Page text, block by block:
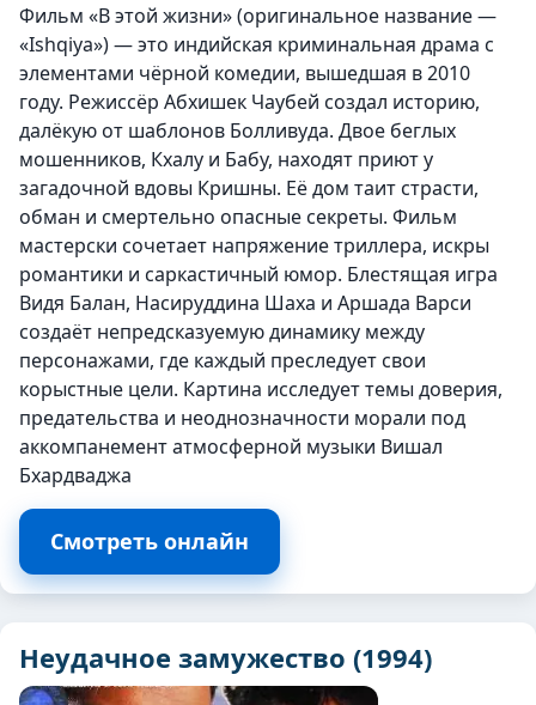
Фильм «В этой жизни» (оригинальное название —
«Ishqiya») — это индийская криминальная драма с
элементами чёрной комедии, вышедшая в 2010
году. Режиссёр Абхишек Чаубей создал историю,
далёкую от шаблонов Болливуда. Двое беглых
мошенников, Кхалу и Бабу, находят приют у
загадочной вдовы Кришны. Её дом таит страсти,
обман и смертельно опасные секреты. Фильм
мастерски сочетает напряжение триллера, искры
романтики и саркастичный юмор. Блестящая игра
Видя Балан, Насируддина Шаха и Аршада Варси
создаёт непредсказуемую динамику между
персонажами, где каждый преследует свои
корыстные цели. Картина исследует темы доверия,
предательства и неоднозначности морали под
аккомпанемент атмосферной музыки Вишал
Бхардваджа
Смотреть онлайн
Неудачное замужество (1994)